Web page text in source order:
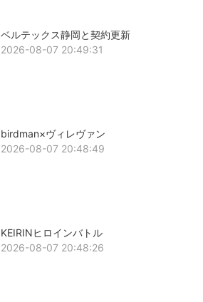
ベルテックス静岡と契約更新
2026-08-07 20:49:31
birdman×ヴィレヴァン
2026-08-07 20:48:49
KEIRINヒロインバトル
2026-08-07 20:48:26